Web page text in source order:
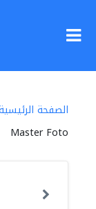
الصفحة
Master Foto